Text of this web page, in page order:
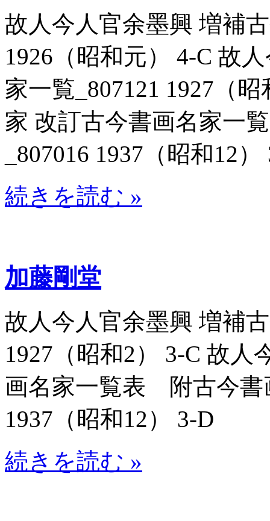
故人今人官余墨興 増補
1926（昭和元） 4-C 故
家一覧_807121 1927（
家 改訂古今書画名家一
_807016 1937（昭和12）
続きを読む »
加藤剛堂
故人今人官余墨興 増補
1927（昭和2） 3-C 故人
画名家一覧表 附古今書
1937（昭和12） 3-D
続きを読む »